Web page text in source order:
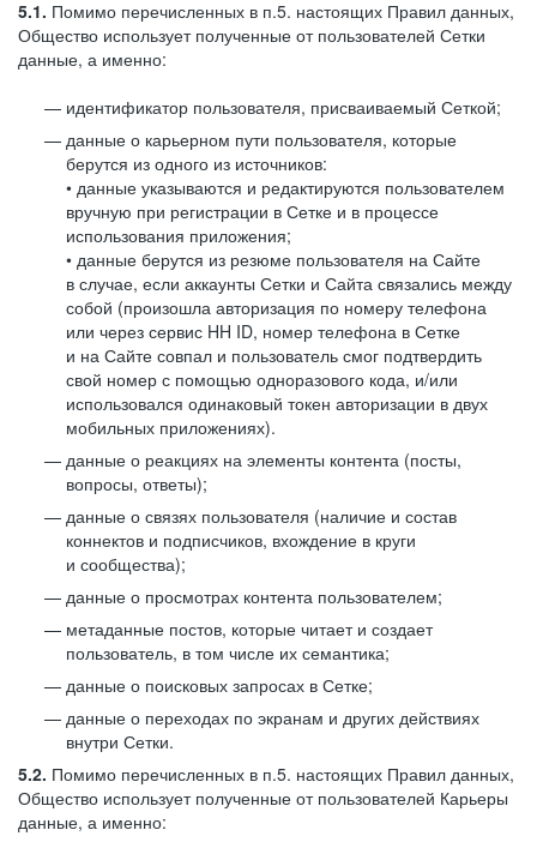
5.1. Помимо перечисленных в п.5. настоящих Правил данных,
Общество использует полученные от пользователей Сетки
данные, а именно:
идентификатор пользователя, присваиваемый Сеткой;
данные о карьерном пути пользователя, которые
берутся из одного из источников:
• данные указываются и редактируются пользователем
вручную при регистрации в Сетке и в процессе
использования приложения;
• данные берутся из резюме пользователя на Сайте
в случае, если аккаунты Сетки и Сайта связались между
собой (произошла авторизация по номеру телефона
или через сервис HH ID, номер телефона в Сетке
и на Сайте совпал и пользователь смог подтвердить
свой номер с помощью одноразового кода, и/или
использовался одинаковый токен авторизации в двух
мобильных приложениях).
данные о реакциях на элементы контента (посты,
вопросы, ответы);
данные о связях пользователя (наличие и состав
коннектов и подписчиков, вхождение в круги
и сообщества);
данные о просмотрах контента пользователем;
метаданные постов, которые читает и создает
пользователь, в том числе их семантика;
данные о поисковых запросах в Сетке;
данные о переходах по экранам и других действиях
внутри Сетки.
5.2. Помимо перечисленных в п.5. настоящих Правил данных,
Общество использует полученные от пользователей Карьеры
данные, а именно: